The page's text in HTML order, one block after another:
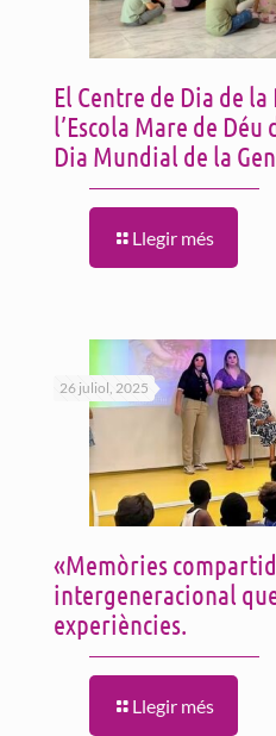
El Centre de Dia de
l’Escola Mare de
Dia Mundial de la
Llegir més
26 juliol, 2025
«Memòries
intergeneracional
experiències.
Llegir més